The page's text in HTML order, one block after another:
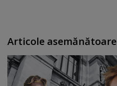
Articole asemănătoare